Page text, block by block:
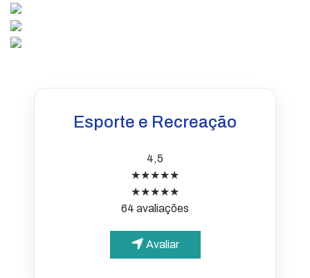
Esporte e Recreação
4,5
★★★★★
★★★★★
64 avaliações
Avaliar